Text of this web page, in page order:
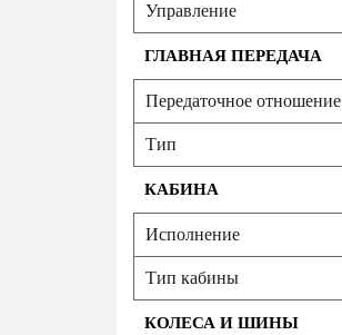
Управление
ГЛАВНАЯ ПЕРЕДАЧА
Передаточное отношение
Тип
КАБИНА
Исполнение
Тип кабины
КОЛЕСА И ШИНЫ